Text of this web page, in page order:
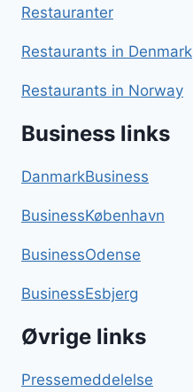
Restauranter
Restaurants in Denmark
Restaurants in Norway
Business links
DanmarkBusiness
BusinessKøbenhavn
BusinessOdense
BusinessEsbjerg
Øvrige links
Pressemeddelelse